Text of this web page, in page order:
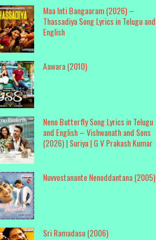
Maa Inti Bangaaram (2026) –
Thassadiya Song Lyrics in Telugu and
English
Aawara (2010)
Neno Butterfly Song Lyrics in Telugu
and English – Vishwanath and Sons
(2026) | Suriya | G V Prakash Kumar
Nuvvostanante Nenoddantana (2005)
Sri Ramadasu (2006)